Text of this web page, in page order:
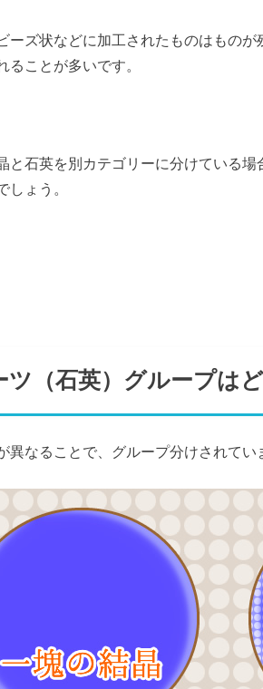
ーズ状などに加工されたものはもの
ることが多いです。
と石英を別カテゴリーに分けている
しょう。
ツ（石英）グループは
異なることで、グループ分けされてい